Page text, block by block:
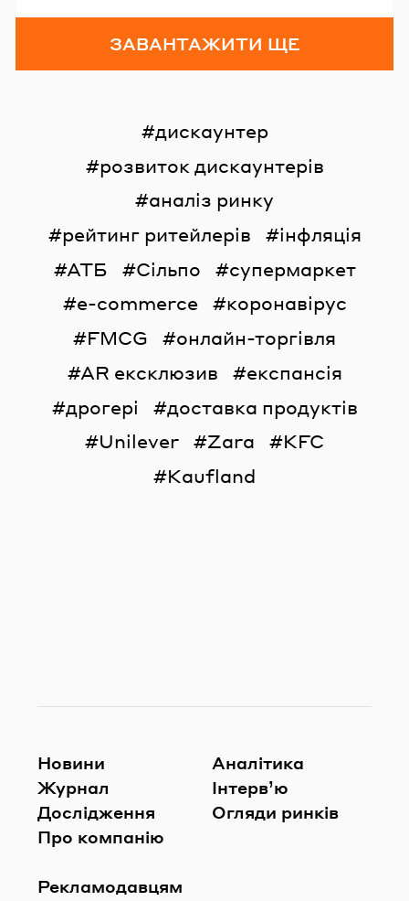
ЗАВАНТАЖИТИ ЩЕ
дискаунтер
розвиток дискаунтерів
аналіз ринку
рейтинг ритейлерів
інфляція
АТБ
Сільпо
супермаркет
e-commerce
коронавірус
FMCG
онлайн-торгівля
AR ексклюзив
експансія
дрогері
доставка продуктів
Unilever
Zara
KFC
Kaufland
Новини
Журнал
Дослідження
Про компанію
Рекламодавцям
Аналітика
Інтерв’ю
Огляди ринків